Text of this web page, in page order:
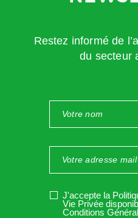
Restez informé de
du secteur
J'accepte la
Vie Privée
Conditions